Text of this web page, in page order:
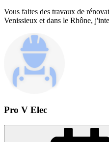
Vous faites des travaux de
Venissieux et dans le Rhône,
Pro V Elec